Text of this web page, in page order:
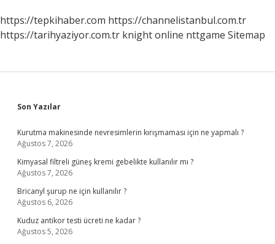
https://tepkihaber.com https://channelistanbul.com.tr
https://tarihyaziyor.com.tr knight online nttgame Sitemap
Sidebar
Son Yazılar
Kurutma makinesinde nevresimlerin kırışmaması için ne yapmalı ?
Ağustos 7, 2026
Kimyasal filtreli güneş kremi gebelikte kullanılır mı ?
Ağustos 7, 2026
Bricanyl şurup ne için kullanılır ?
Ağustos 6, 2026
Kuduz antikor testi ücreti ne kadar ?
Ağustos 5, 2026